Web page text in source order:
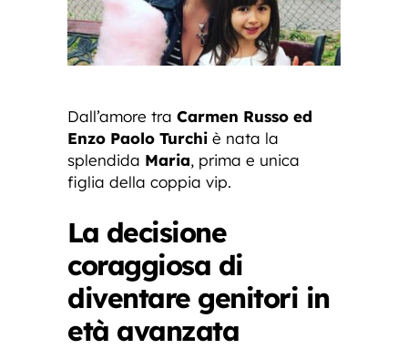
Dall’amore tra Carmen Russo ed
Enzo Paolo Turchi è nata la
splendida Maria, prima e unica
figlia della coppia vip.
La decisione
coraggiosa di
diventare genitori in
età avanzata